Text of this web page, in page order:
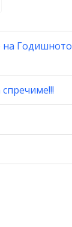
на Годишното